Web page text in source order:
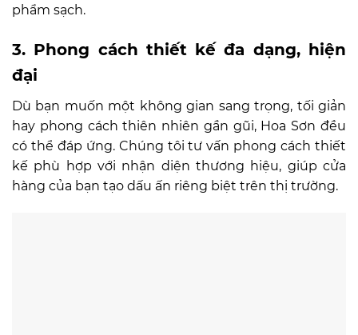
phẩm sạch.
3. Phong cách thiết kế đa dạng, hiện
đại
Dù bạn muốn một không gian sang trọng, tối giản
hay phong cách thiên nhiên gần gũi, Hoa Sơn đều
có thể đáp ứng. Chúng tôi tư vấn phong cách thiết
kế phù hợp với nhận diện thương hiệu, giúp cửa
hàng của bạn tạo dấu ấn riêng biệt trên thị trường.